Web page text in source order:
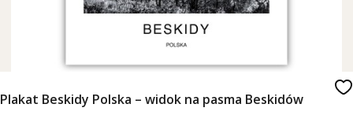
Plakat Beskidy Polska – widok na pasma Beskidów